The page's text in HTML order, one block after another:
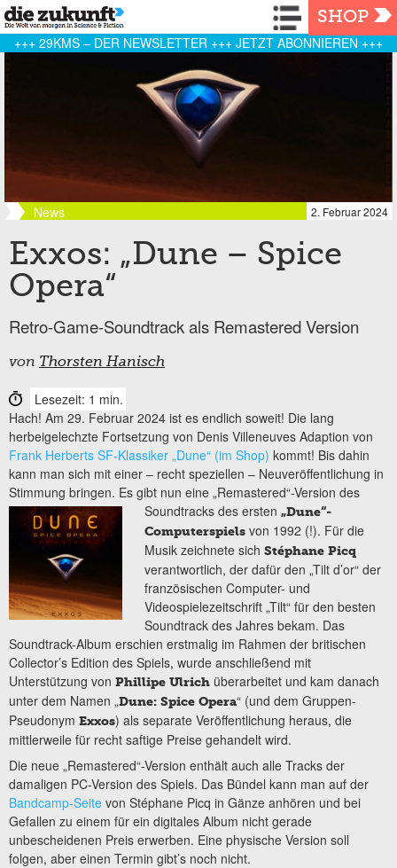
Navigation
SHOP
+++ 29KMS – DER NEWSLETTER +++ JETZT ABONNIEREN +++
News 2. Februar 2024
Exxos: „Dune – Spice
Opera“
Retro-Game-Soundtrack als Remastered Version
von Thorsten Hanisch
Lesezeit: 1 min.
Hach! Am 29. Februar 2024 ist es endlich soweit! Die lang
herbeigelechzte Fortsetzung von Denis Villeneuves Adaption von
Frank Herberts SF-Klassiker „Dune“ (im Shop) kommt! Bis dahin
kann man sich mit einer – recht speziellen – Neuveröffentlichung in
Stimmung bringen. Es gibt nun eine „Remastered“-Version des
Soundtracks desersten„Dune“-
Computerspiels von 1992 (!). Für die
Musik zeichnete sichStéphane Picq
verantwortlich, der dafür den „Tilt d’or“ der
französischen Computer- und
Videospielezeitschrift „Tilt“ für den besten
Soundtrack des Jahres bekam. Das
Soundtrack-Album erschien erstmalig im Rahmen der britischen
Collector’s Edition des Spiels, wurde anschließend mit
Unterstützung von Phillipe Ulrich überarbeitet und kam danach
unter dem Namen „Dune: Spice Opera“ (und dem Gruppen-
Pseudonym Exxos) als separate Veröffentlichung heraus, die
mittlerweile für recht saftige Preise gehandelt wird.
Die neue „Remastered“-Version enthält auch alle Tracks der
damaligen PC-Version des Spiels. Das Bündel kann man auf der
Bandcamp-Seite von Stéphane Picq in Gänze anhören und bei
Gefallen zu einem für ein digitales Album nicht gerade
unbescheidenen Preis erwerben. Eine physische Version soll
folgen, aber einen Termin gibt’s noch nicht.